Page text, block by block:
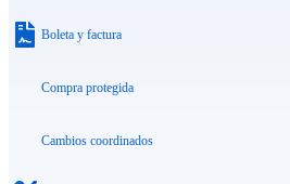
Boleta y factura
Compra protegida
Cambios coordinados